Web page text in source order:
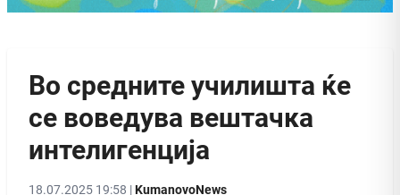
Во средните училишта ќе
се воведува вештачка
интелигенција
18.07.2025 19:58 |KumanovoNews